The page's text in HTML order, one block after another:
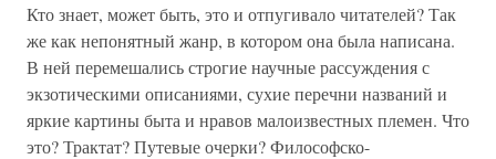
Кто знает, может быть, это и отпугивало читателей? Так
же как непонятный жанр, в котором она была написана.
В ней перемешались строгие научные рассуждения с
экзотическими описаниями, сухие перечни названий и
яркие картины быта и нравов малоизвестных племен. Что
это? Трактат? Путевые очерки? Философско-